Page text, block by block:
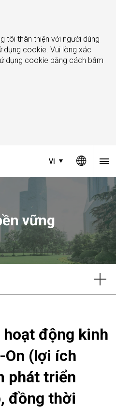
tôi thân thiện với người dùng
dụng cookie. Vui lòng xác
dụng cookie bằng cách bấm
VI
vững
động kinh
On (lợi ích
phát triển
đồng thời